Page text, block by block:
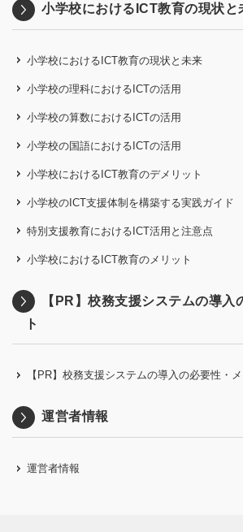
小学校におけるICT教育の現状と
小学校におけるICT教育の現状と未来
小学校の理科におけるICTの活用
小学校の算数におけるICTの活用
小学校の国語におけるICTの活用
小学校におけるICT教育のデメリット
小学校のICT支援体制を構築する実践ガイド
特別支援教育におけるICT活用と注意点
小学校におけるICT教育のメリット
【PR】校務支援システムの導入
ト
【PR】校務支援システムの導入の必要性・
運営者情報
運営者情報